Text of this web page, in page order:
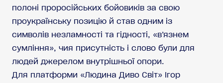
полоні проросійських бойовиків за свою
проукраїнську позицію й став одним із
символів незламності та гідності, «в’язнем
сумління», чия присутність і слово були для
людей джерелом внутрішньої опори.
Для платформи «Людина Диво Світ» Ігор